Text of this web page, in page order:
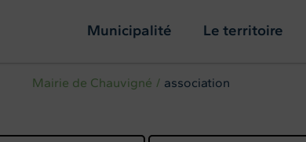
Municipalité Le territoire
Mairie de Chauvigné association